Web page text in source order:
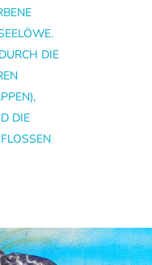
S
S
DIE A
LA
FÄ
AN